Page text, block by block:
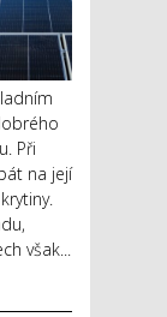
Při
na její
však...